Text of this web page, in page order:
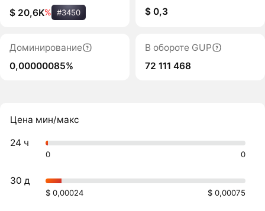
$ 20,6K% #3450
$ 0,3
Доминирование
0,00000085%
В обороте GUP
72 111 468
Цена мин/макс
24 ч
0 0
30 д
$ 0,00024 $ 0,00075